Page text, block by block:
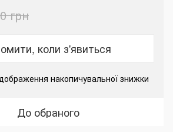
грн
коли з'явиться
накопичувальної знижки
До обраного